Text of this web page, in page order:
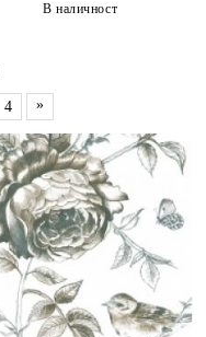
В наличност
4 »